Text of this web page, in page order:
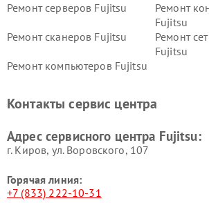
Ремонт серверов Fujitsu
Ремонт
Fujitsu
Ремонт сканеров Fujitsu
Ремонт
Fujitsu
Ремонт компьютеров Fujitsu
Контакты сервис центра
Адрес сервисного центра Fujitsu:
г. Киров, ул. Воровского, 107
Горячая линия:
+7 (833) 222-10-31